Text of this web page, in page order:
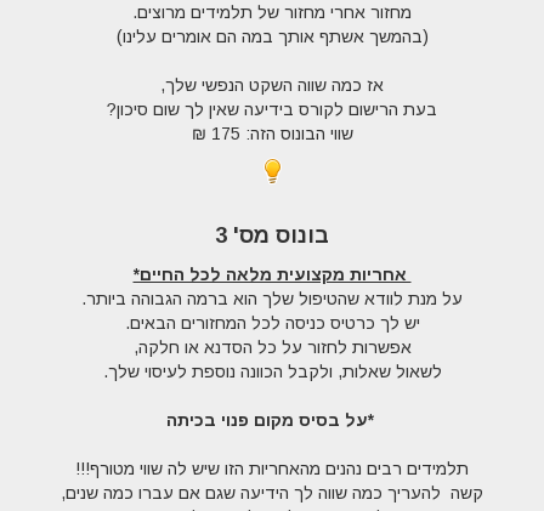
מחזור אחרי מחזור של תלמידים מרוצים.
(בהמשך אשתף אותך במה הם אומרים עלינו)
אז כמה שווה השקט הנפשי שלך,
בעת הרישום לקורס בידיעה שאין לך שום סיכון?
שווי הבונוס הזה: 175 ₪
בונוס מס' 3
אחריות מקצועית מלאה לכל החיים*
על מנת לוודא שהטיפול שלך הוא ברמה הגבוהה ביותר.
יש לך כרטיס כניסה לכל המחזורים הבאים.
אפשרות לחזור על כל הסדנא או חלקה,
לשאול שאלות, ולקבל הכוונה נוספת לעיסוי שלך.
*על בסיס מקום פנוי בכיתה
תלמידים רבים נהנים מהאחריות הזו שיש לה שווי מטורף!!!
קשה להעריך כמה שווה לך הידיעה שגם אם עברו כמה שנים,